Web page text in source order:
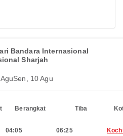
Bandara Internasional
Sharjah
Sen, 10 Agu
Berangkat Tiba
04:05 06:25